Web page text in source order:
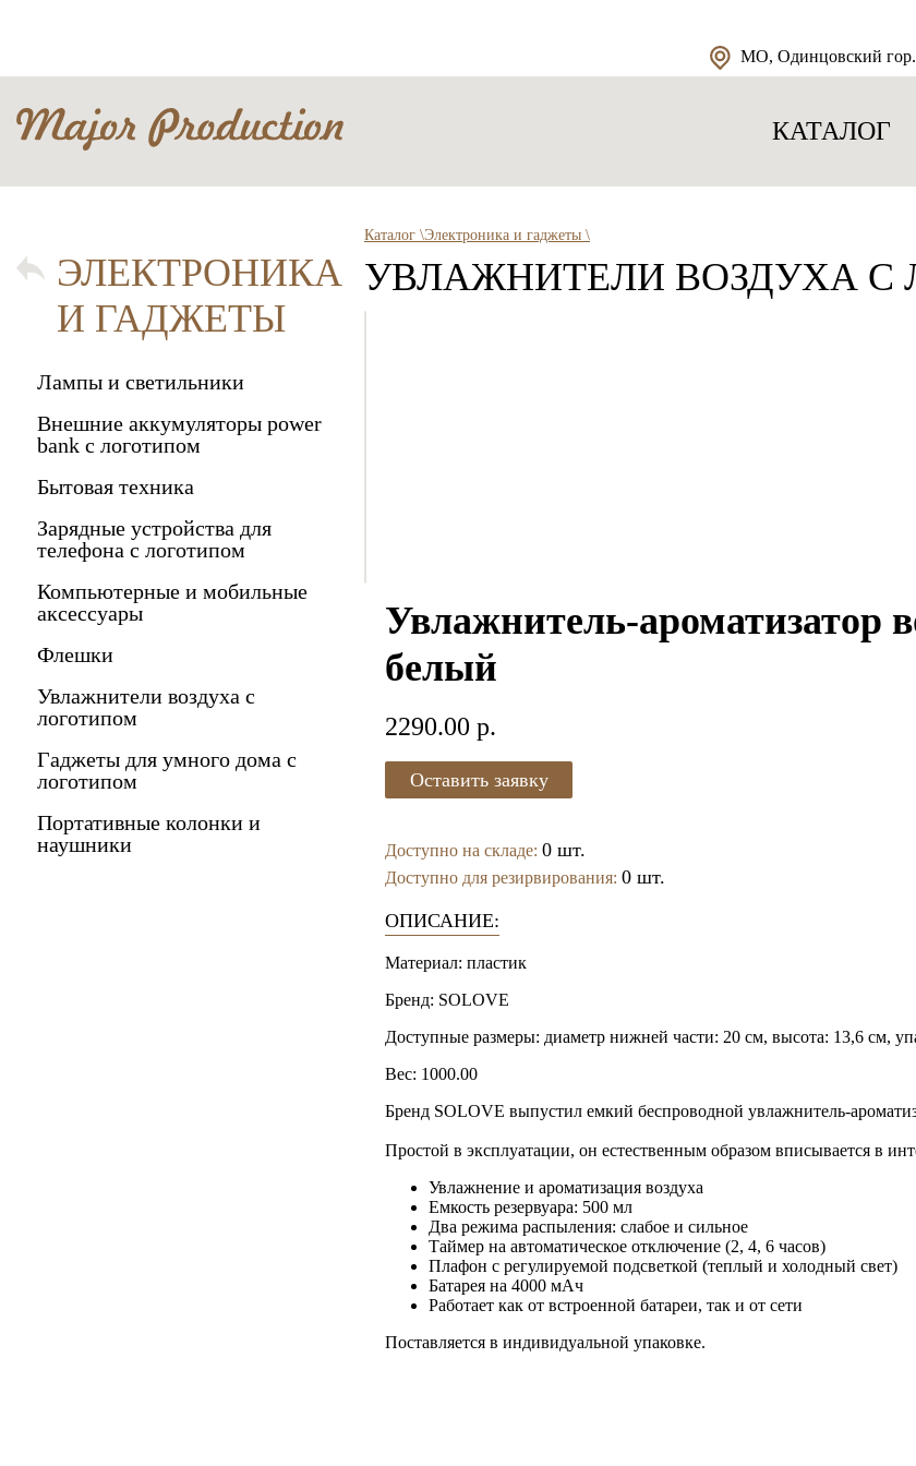
МО, Одинцовский гор.
КАТАЛОГ
ЭЛЕКТРОНИКА
И ГАДЖЕТЫ
Лампы и светильники
Внешние аккумуляторы power
bank с логотипом
Бытовая техника
Зарядные устройства для
телефона с логотипом
Компьютерные и мобильные
аксессуары
Флешки
Увлажнители воздуха с
логотипом
Гаджеты для умного дома с
логотипом
Портативные колонки и
наушники
Каталог \Электроника и гаджеты \
УВЛАЖНИТЕЛИ ВОЗДУХА С
Увлажнитель-ароматизатор
белый
2290.00 p.
Оставить заявку
Доступно на складе: 0 шт.
Доступно для резирвирования: 0 шт.
ОПИСАНИЕ:
Материал: пластик
Бренд: SOLOVE
Доступные размеры: диаметр нижней части: 20 см, высота: 13,6 см,
Вес: 1000.00
Бренд SOLOVE выпустил емкий беспроводной увлажнитель-
Простой в эксплуатации, он естественным образом вписывается в
Увлажнение и ароматизация воздуха
Емкость резервуара: 500 мл
Два режима распыления: слабое и сильное
Таймер на автоматическое отключение (2, 4, 6 часов)
Плафон с регулируемой подсветкой (теплый и холодный свет)
Батарея на 4000 мАч
Работает как от встроенной батареи, так и от сети
Поставляется в индивидуальной упаковке.